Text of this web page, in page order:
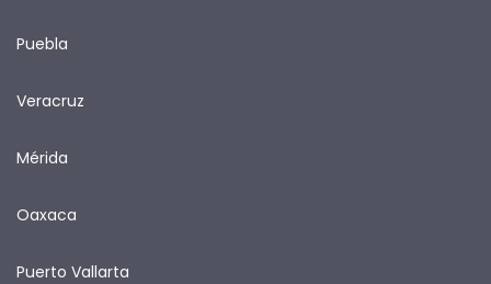
Puebla
Veracruz
Mérida
Oaxaca
Puerto Vallarta